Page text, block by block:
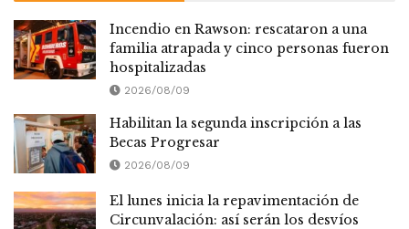
Incendio en Rawson: rescataron a una
familia atrapada y cinco personas fueron
hospitalizadas
2026/08/09
Habilitan la segunda inscripción a las
Becas Progresar
2026/08/09
El lunes inicia la repavimentación de
Circunvalación: así serán los desvíos